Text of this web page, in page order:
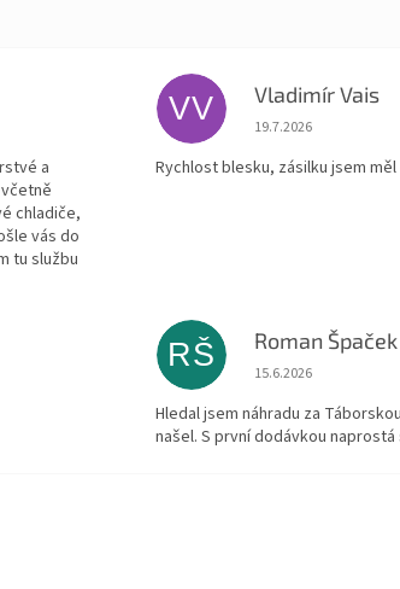
a
chladiče,
vás do
tu službu
VV Vladimír Vais
Hodnocení obchodu
19.7.2026
Rychlost blesku, zásilku jsem
RŠ Roman Špaček
Hodnocení obchodu
15.6.2026
Hledal jsem náhradu za
našel. S první dodávkou